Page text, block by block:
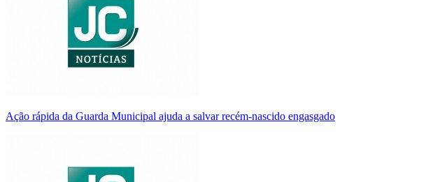
Ação rápida da Guarda Municipal ajuda a salvar recém-nascido engasgado